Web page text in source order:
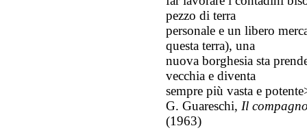
pezzo di terra
personale e un libero
questa terra), una
nuova borghesia sta
vecchia e diventa
sempre più vasta e
G. Guareschi, Il
(1963)